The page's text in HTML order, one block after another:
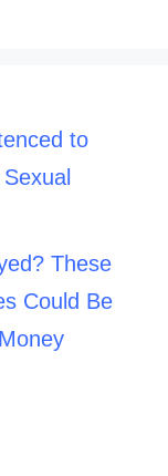
to
These
Could Be